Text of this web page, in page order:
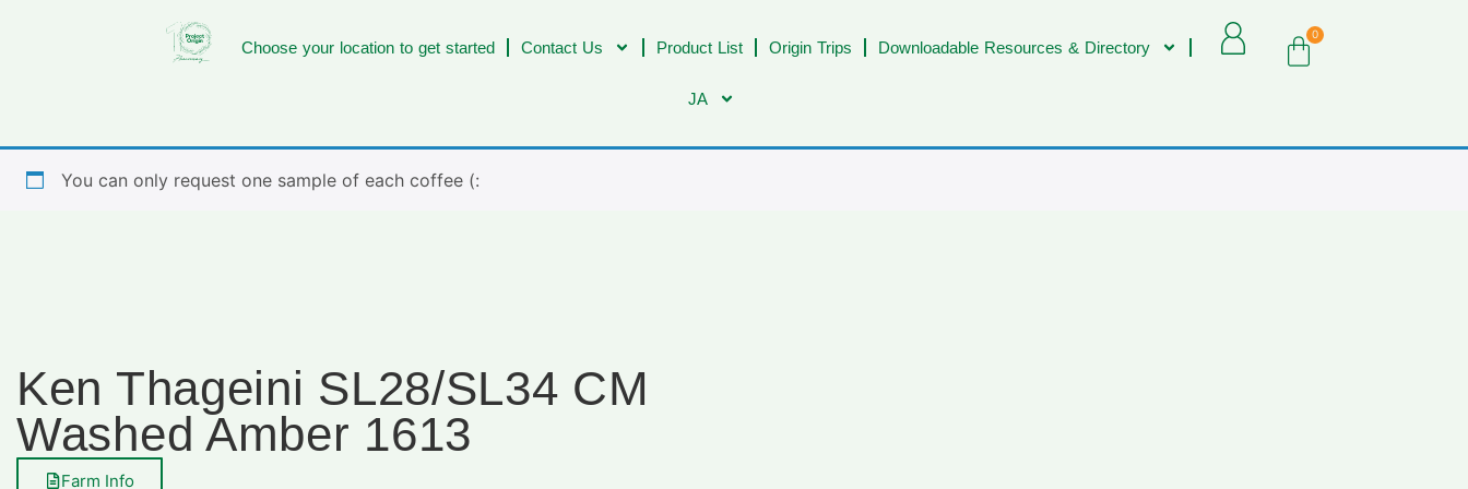
Choose your location to get started Contact Us Product List Origin Trips Downloadable Resources & Directory
JA
0
You can only request one sample of each coffee (:
Ken Thageini SL28/SL34 CM
Washed Amber 1613
Farm Info